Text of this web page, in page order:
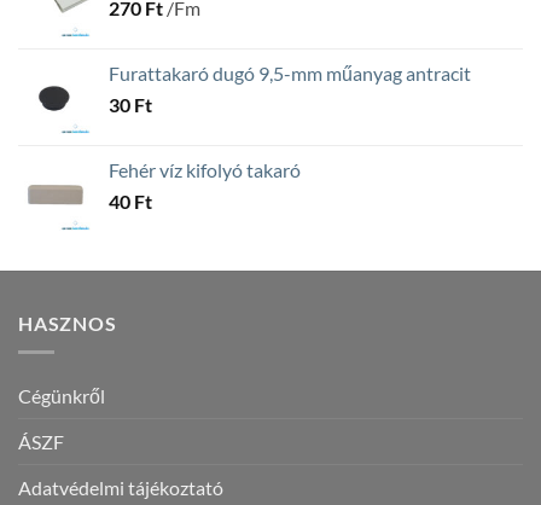
270 Ft /Fm
Furattakaró dugó 9,5-mm műanyag antracit
30 Ft
Fehér víz kifolyó takaró
40 Ft
HASZNOS
Cégünkről
ÁSZF
Adatvédelmi tájékoztató